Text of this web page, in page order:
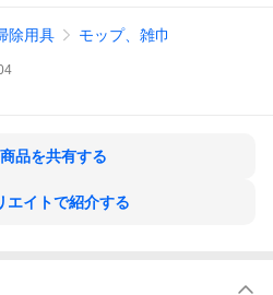
除用具 モップ、雑巾
品を共有する
エイトで紹介する